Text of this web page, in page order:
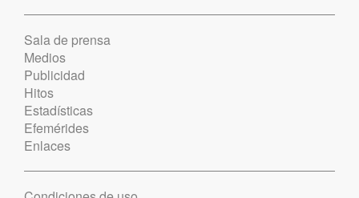
Sala de prensa
Medios
Publicidad
Hitos
Estadísticas
Efemérides
Enlaces